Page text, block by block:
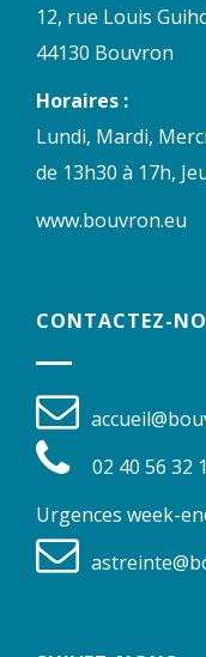
12, rue Louis
44130 Bouvron
Horaires :
Lundi, Mardi,
de 13h30 à 17h,
www.bouvron.eu
CONTACTEZ-
02 40 56 32
Urgences week-